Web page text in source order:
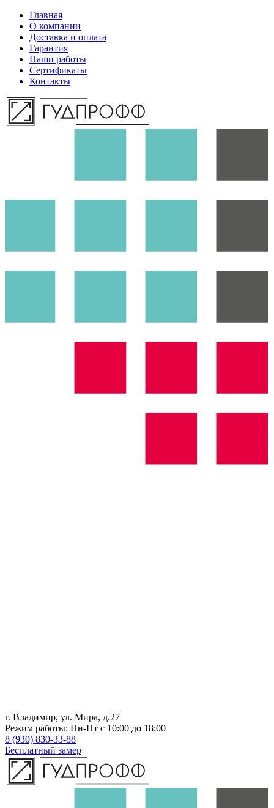
Главная
О компании
Доставка и оплата
Гарантия
Наши работы
Сертификаты
Контакты
г. Владимир, ул. Мира, д.27
Режим работы: Пн-Пт с 10:00 до 18:00
8 (930) 830-33-88
Бесплатный замер